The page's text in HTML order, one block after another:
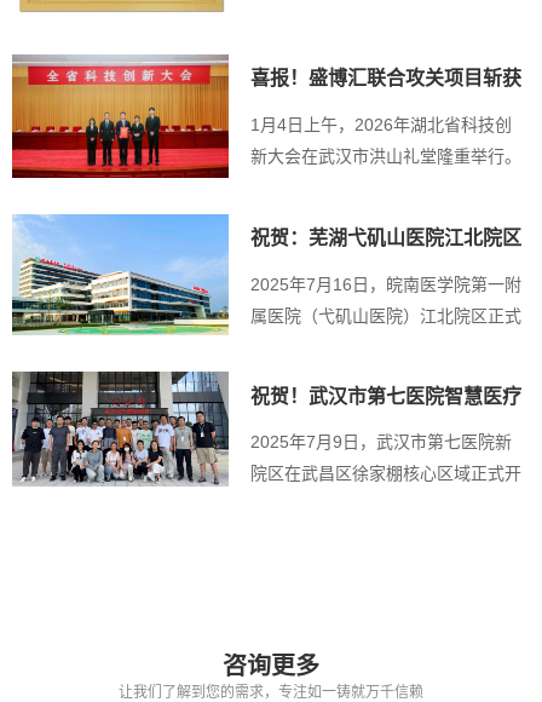
喜报！盛博汇联合攻关项目斩获
湖北省科技进...
1月4日上午，2026年湖北省科技创
新大会在武汉市洪山礼堂隆重举行。
祝贺：芜湖弋矶山医院江北院区
顺利接入盛博...
2025年7月16日，皖南医学院第一附
属医院（弋矶山医院）江北院区正式
祝贺！武汉市第七医院智慧医疗
云平台上线
2025年7月9日，武汉市第七医院新
院区在武昌区徐家棚核心区域正式开
咨询更多
让我们了解到您的需求，专注如一铸就万千信赖